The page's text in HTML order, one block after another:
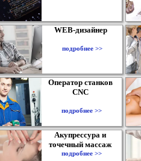
WEB-дизайнер
подробнее >>
Оператор станков
CNC
подробнее >>
Акупрессура и
точечный массаж
подробнее >>